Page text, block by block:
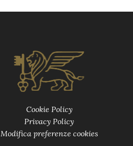
Cookie Policy
Privacy Policy
Modifica preferenze cookies